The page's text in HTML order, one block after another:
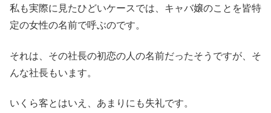
私も実際に見たひどいケースでは、キャバ嬢のことを皆特
定の女性の名前で呼ぶのです。
それは、その社長の初恋の人の名前だったそうですが、そ
んな社長もいます。
いくら客とはいえ、あまりにも失礼です。